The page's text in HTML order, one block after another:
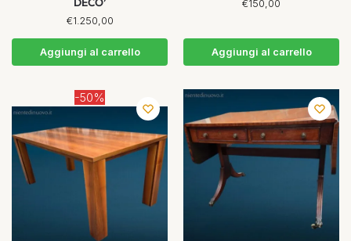
€1.250,00
Aggiungi al carrello
€150,00
Aggiungi al carrello
-50%